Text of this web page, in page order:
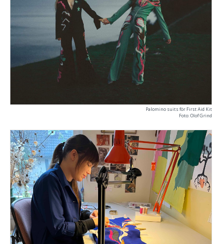
Palomino suits för First Aid Kit
Foto: Olof Grind